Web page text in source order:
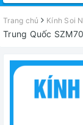
Trang chủ Kính Soi
Trung Quốc